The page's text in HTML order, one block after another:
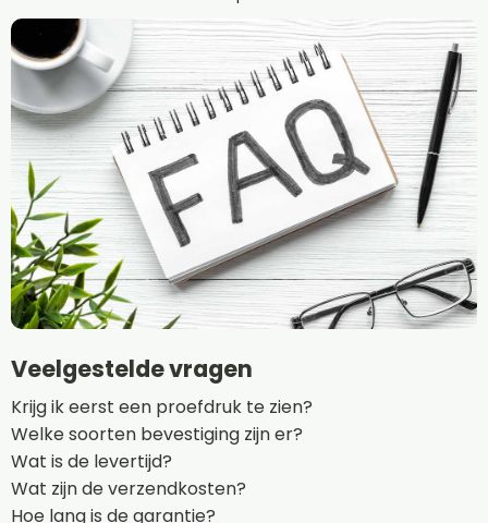
Veelgestelde vragen
Krijg ik eerst een proefdruk te zien?
Welke soorten bevestiging zijn er?
Wat is de levertijd?
Wat zijn de verzendkosten?
Hoe lang is de garantie?